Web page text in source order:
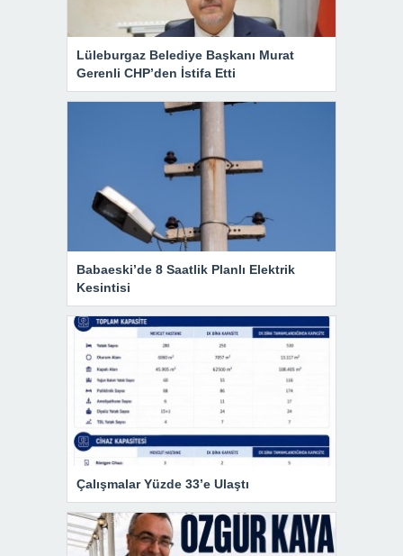
Lüleburgaz Belediye Başkanı Murat
Gerenli CHP’den İstifa Etti
Babaeski’de 8 Saatlik Planlı Elektrik
Kesintisi
Çalışmalar Yüzde 33’e Ulaştı